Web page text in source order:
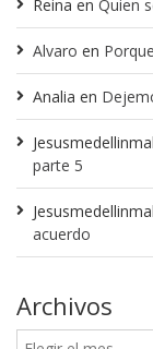
Reina en Quien
Alvaro en
Analia en
parte 5
acuerdo
Archivos